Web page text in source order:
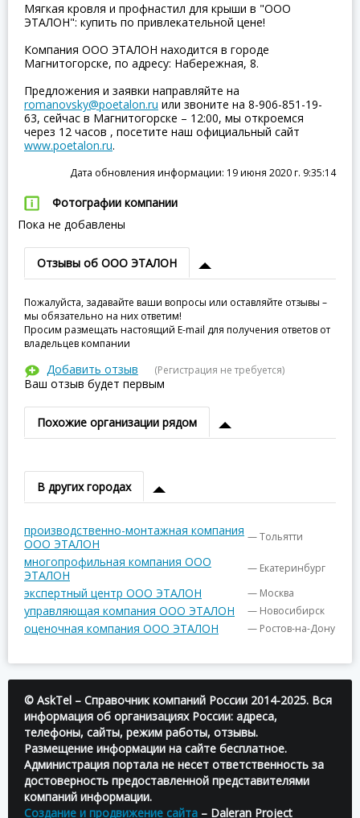
Мягкая кровля и профнастил для крыши в "ООО
ЭТАЛОН": купить по привлекательной цене!
Компания ООО ЭТАЛОН находится в городе
Магнитогорске, по адресу: Набережная, 8.
Предложения и заявки направляйте на
romanovsky@poetalon.ru или звоните на 8-906-851-19-
63, сейчас в Магнитогорске – 12:00, мы откроемся
через 12 часов , посетите наш официальный сайт
www.poetalon.ru.
Дата обновления информации: 19 июня 2020 г. 9:35:14
Фотографии компании
Пока не добавлены
Отзывы об ООО ЭТАЛОН
Пожалуйста, задавайте ваши вопросы или оставляйте отзывы –
мы обязательно на них ответим!
Просим размещать настоящий E-mail для получения ответов от
владельцев компании
Добавить отзыв (Регистрация не требуется)
Ваш отзыв будет первым
Похожие организации рядом
В других городах
производственно-монтажная компания
ООО ЭТАЛОН
— Тольятти
многопрофильная компания ООО
ЭТАЛОН
— Екатеринбург
экспертный центр ООО ЭТАЛОН — Москва
управляющая компания ООО ЭТАЛОН — Новосибирск
оценочная компания ООО ЭТАЛОН — Ростов-на-Дону
© AskTel – Справочник компаний России 2014-2025. Вся
информация об организациях России: адреса,
телефоны, сайты, режим работы, отзывы.
Размещение информации на сайте бесплатное.
Администрация портала не несет ответственность за
достоверность предоставленной представителями
компаний информации.
Создание и продвижение сайта – Daleran Project